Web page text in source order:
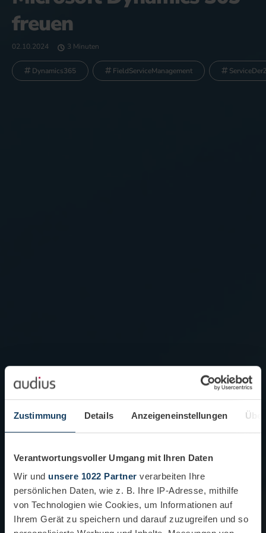
Zustimmung Details Anzeigeneinstellungen
Verantwortungsvoller Umgang mit Ihren Daten
Wir und unsere 1022 Partner verarbeiten Ihre
persönlichen Daten, wie z. B. Ihre IP-Adresse, mithilfe
von Technologien wie Cookies, um Informationen auf
Ihrem Gerät zu speichern und darauf zuzugreifen und so
freuen
02.10.2024 3 Minuten
Dynamics365 FieldServiceManagement